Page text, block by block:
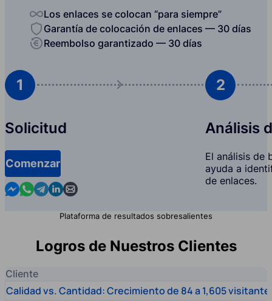
Los enlaces se colocan “para siempre”
Garantía de colocación de enlaces — 30 días
Reembolso garantizado — 30 días
1
Solicitud
Comenzar
Contact us in Messenger
Contact us in WhatsApp
Contact us in Telegram
Contact us in Linkedin
Contact us by email
2
Análisis
El análisis de
ayuda a
de enlaces.
Plataforma de resultados sobresalientes
Logros de Nuestros Clientes
Cliente
Calidad vs. Cantidad: Crecimiento de 84 a 1,605